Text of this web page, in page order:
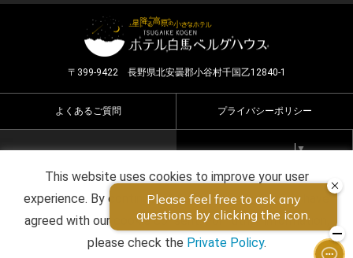
〒399-9422 長野県北安曇郡小谷村千国乙12840-1
よくあるご質問 プライバシーポリシー
Select Language ▼
Copyright ©2026 HOTEL HAKUBA BERGHAUS all rights
reserved.
This website uses cookies to improve your user
experience. By continuing to use this website, you have
agreed with our cookie consent. For futher information,
please check the Private Policy.